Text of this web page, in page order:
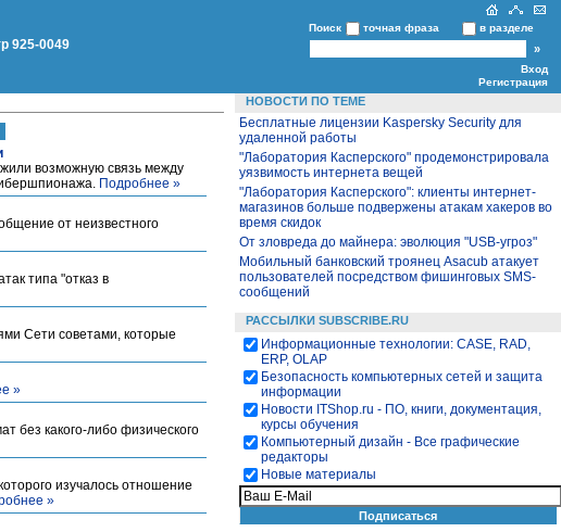
925-0049
Поиск точная фраза в разделе
Вход
Регистрация
возможную связь между
Подробнее »
от неизвестного
типа "отказ в
Сети советами, которые
»
без какого-либо физического
изучалось отношение
»
НОВОСТИ ПО ТЕМЕ
Бесплатные лицензии Kaspersky Security для
удаленной работы
"Лаборатория Касперского" продемонстрировала
уязвимость интернета вещей
"Лаборатория Касперского": клиенты интернет-
магазинов больше подвержены атакам хакеров во
время скидок
От зловреда до майнера: эволюция "USB-угроз"
Мобильный банковский троянец Asacub атакует
пользователей посредством фишинговых SMS-
сообщений
РАССЫЛКИ SUBSCRIBE.RU
Информационные технологии: CASE, RAD,
ERP, OLAP
Безопасность компьютерных сетей и защита
информации
Новости ITShop.ru - ПО, книги, документация,
курсы обучения
Компьютерный дизайн - Все графические
редакторы
Новые материалы